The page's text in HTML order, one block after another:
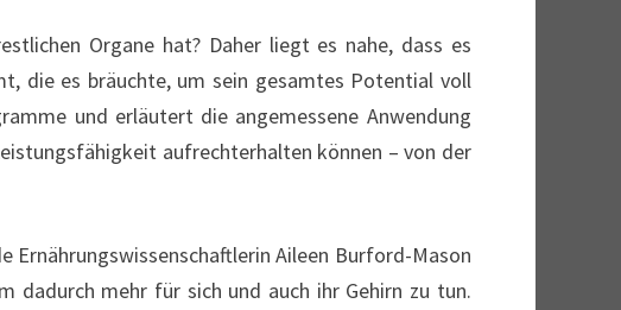
Organe hat? Daher liegt es nahe, dass es
die es bräuchte, um sein gesamtes Potential voll
und erläutert die angemessene Anwendung
aufrechterhalten können – von der
Ernährungswissenschaftlerin Aileen Burford-Mason
dadurch mehr für sich und auch ihr Gehirn zu tun.